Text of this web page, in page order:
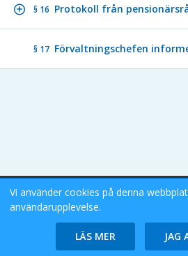
§ 16 Protokoll från
§ 17 Förvaltningschefen
Stockholms Stad eDok
Vi använder cookies på denna
användarupplevelse.